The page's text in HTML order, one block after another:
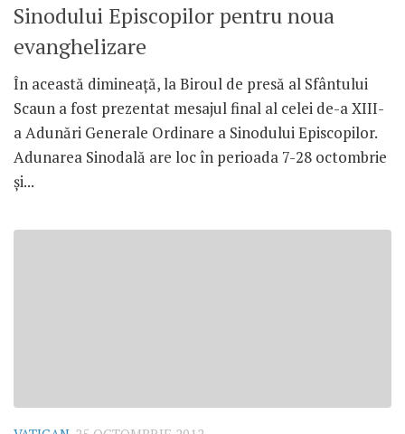
Sinodului Episcopilor pentru noua
evanghelizare
În această dimineaţă, la Biroul de presă al Sfântului
Scaun a fost prezentat mesajul final al celei de-a XIII-
a Adunări Generale Ordinare a Sinodului Episcopilor.
Adunarea Sinodală are loc în perioada 7-28 octombrie
şi...